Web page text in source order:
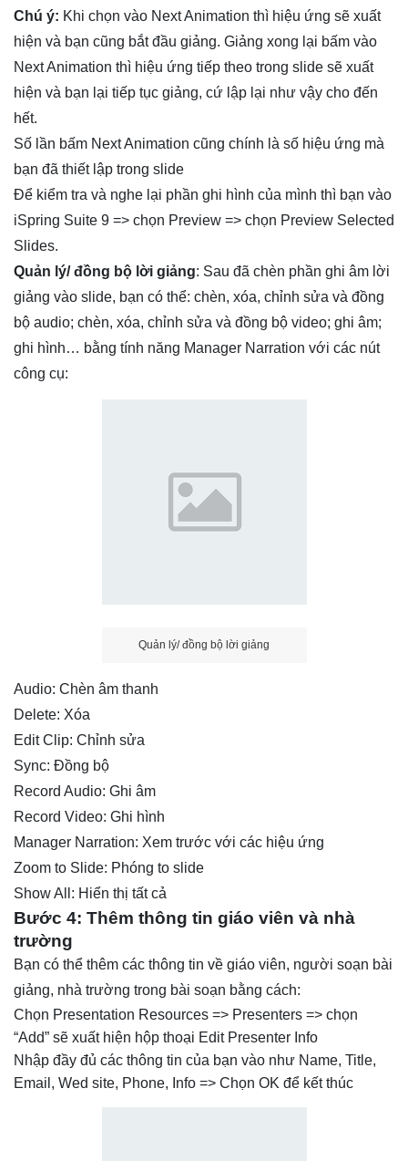
Chú ý: Khi chọn vào Next Animation thì hiệu ứng sẽ xuất
hiện và bạn cũng bắt đầu giảng. Giảng xong lại bấm vào
Next Animation thì hiệu ứng tiếp theo trong slide sẽ xuất
hiện và bạn lại tiếp tục giảng, cứ lập lại như vậy cho đến
hết.
Số lần bấm Next Animation cũng chính là số hiệu ứng mà
bạn đã thiết lập trong slide
Để kiểm tra và nghe lại phần ghi hình của mình thì bạn vào
iSpring Suite 9 => chọn Preview => chọn Preview Selected
Slides.
Quản lý/ đồng bộ lời giảng: Sau đã chèn phần ghi âm lời
giảng vào slide, bạn có thể: chèn, xóa, chỉnh sửa và đồng
bộ audio; chèn, xóa, chỉnh sửa và đồng bộ video; ghi âm;
ghi hình… bằng tính năng Manager Narration với các nút
công cụ:
Quản lý/ đồng bộ lời giảng
Audio: Chèn âm thanh
Delete: Xóa
Edit Clip: Chỉnh sửa
Sync: Đồng bộ
Record Audio: Ghi âm
Record Video: Ghi hình
Manager Narration: Xem trước với các hiệu ứng
Zoom to Slide: Phóng to slide
Show All: Hiển thị tất cả
Bước 4: Thêm thông tin giáo viên và nhà
trường
Bạn có thể thêm các thông tin về giáo viên, người soạn bài
giảng, nhà trường trong bài soạn bằng cách:
Chọn Presentation Resources => Presenters => chọn
“Add” sẽ xuất hiện hộp thoại Edit Presenter Info
Nhập đầy đủ các thông tin của bạn vào như Name, Title,
Email, Wed site, Phone, Info => Chọn OK để kết thúc